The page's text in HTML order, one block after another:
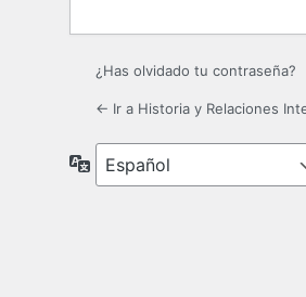
¿Has olvidado tu contraseña?
← Ir a Historia y Relaciones
Idioma